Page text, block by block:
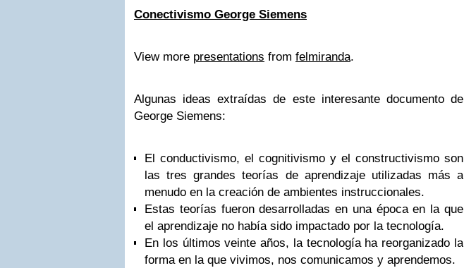
Conectivismo George Siemens
View more presentations from felmiranda.
Algunas ideas extraídas de este interesante documento de
George Siemens:
El conductivismo, el cognitivismo y el constructivismo son
las tres grandes teorías de aprendizaje utilizadas más a
menudo en la creación de ambientes instruccionales.
Estas teorías fueron desarrolladas en una época en la que
el aprendizaje no había sido impactado por la tecnología.
En los últimos veinte años, la tecnología ha reorganizado la
forma en la que vivimos, nos comunicamos y aprendemos.